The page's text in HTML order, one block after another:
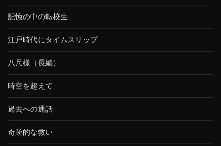
記憶の中の転校生
江戸時代にタイムスリップ
八尺様（長編）
時空を超えて
過去への通話
奇跡的な救い